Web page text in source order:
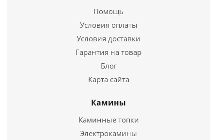
Купить в 1 клик
Электропечь для сауны Кристина Classic Stone
Помощь
Условия оплаты
Условия доставки
Гарантия на товар
Блог
Карта сайта
Камины
Каминные топки
Электрокамины